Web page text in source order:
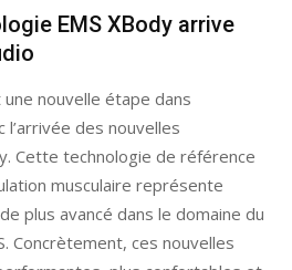
EMS XBody arrive
nouvelle étape dans
l’arrivée des nouvelles
Cette technologie de référence
musculaire représente
plus avancé dans le domaine du
Concrètement, ces nouvelles